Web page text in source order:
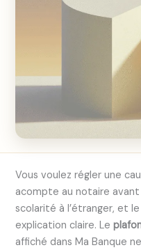
Vous voulez régler une
acompte au notaire
scolarité à l’étranger, et
explication claire. Le
affiché dans Ma Banque